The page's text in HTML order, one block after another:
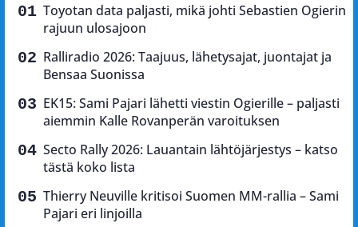
Toyotan data paljasti, mikä johti Sebastien Ogierin
rajuun ulosajoon
Ralliradio 2026: Taajuus, lähetysajat, juontajat ja
Bensaa Suonissa
EK15: Sami Pajari lähetti viestin Ogierille – paljasti
aiemmin Kalle Rovanperän varoituksen
Secto Rally 2026: Lauantain lähtöjärjestys – katso
tästä koko lista
Thierry Neuville kritisoi Suomen MM-rallia – Sami
Pajari eri linjoilla